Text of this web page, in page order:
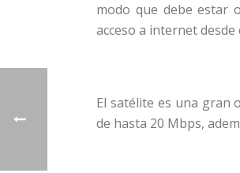
modo que debe estar
acceso a internet
El satélite es una gran
de hasta 20 Mbps,